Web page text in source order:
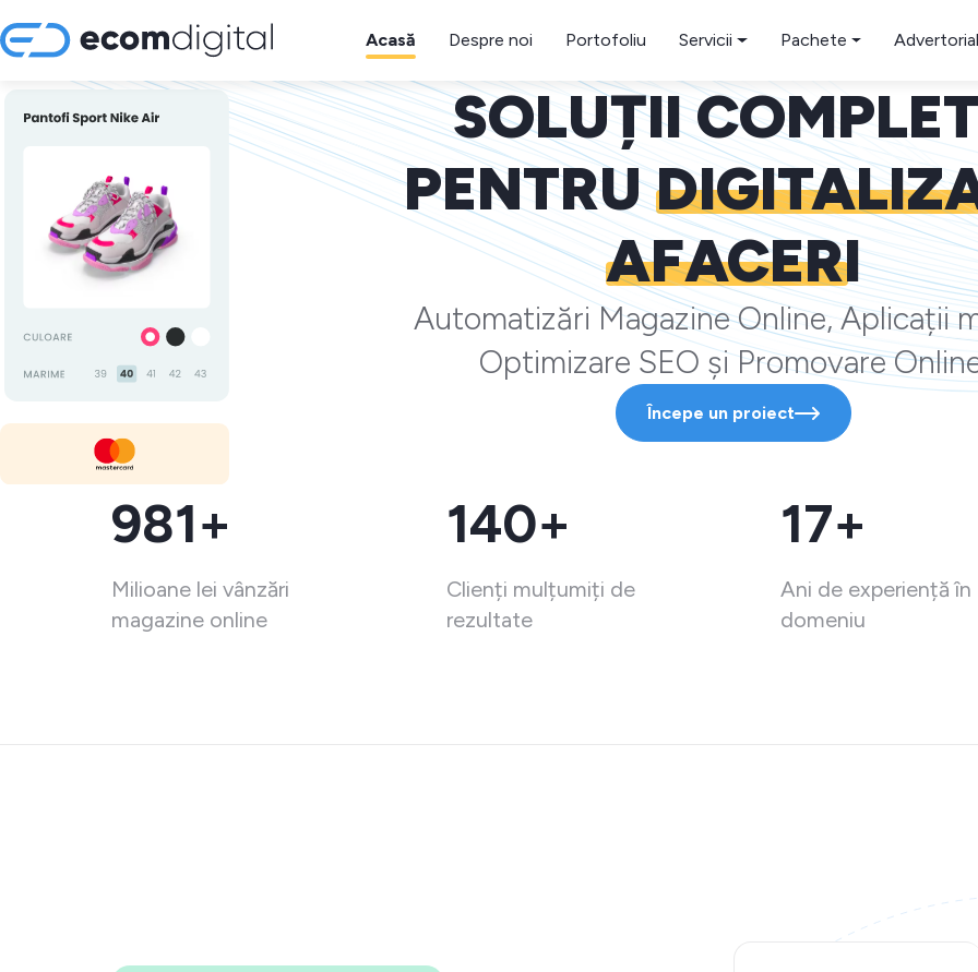
Acasă Despre noi Portofoliu Servicii Pachete
SOLUȚII
PENTRU
AFACERI
Automatizări Magazine Online, Aplicații
Optimizare SEO și Promovare
Începe un proiect
981+
Milioane lei vânzări
magazine online
140+
Clienți mulțumiți de
rezultate
17+
Ani de experiență în
domeniu